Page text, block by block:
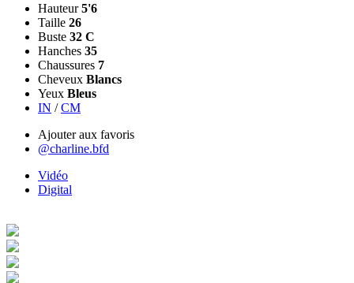
Hauteur 5'6
Taille 26
Buste 32 C
Hanches 35
Chaussures 7
Cheveux Blancs
Yeux Bleus
IN /CM
Ajouter aux favoris
@charline.bfd
Vidéo
Digital